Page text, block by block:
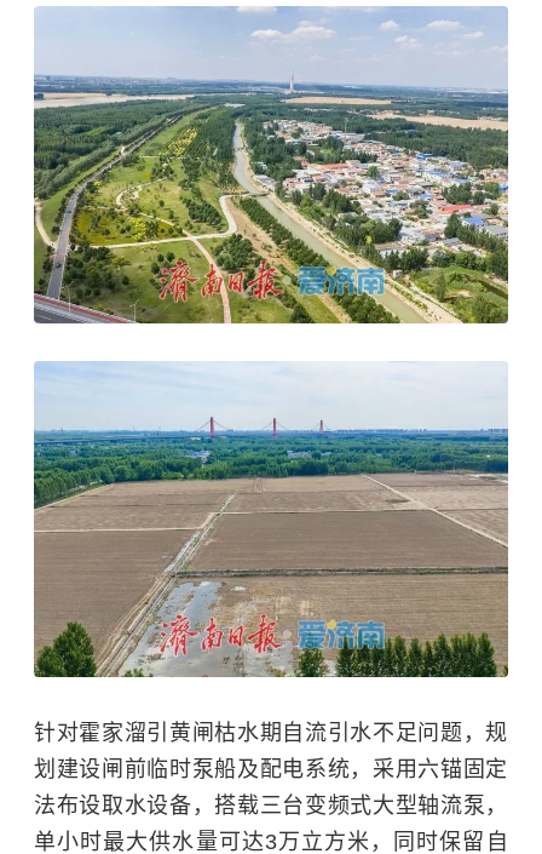
针对霍家溜引黄闸枯水期自流引水不足问题，规
划建设闸前临时泵船及配电系统，采用六锚固定
法布设取水设备，搭载三台变频式大型轴流泵，
单小时最大供水量可达3万立方米，同时保留自